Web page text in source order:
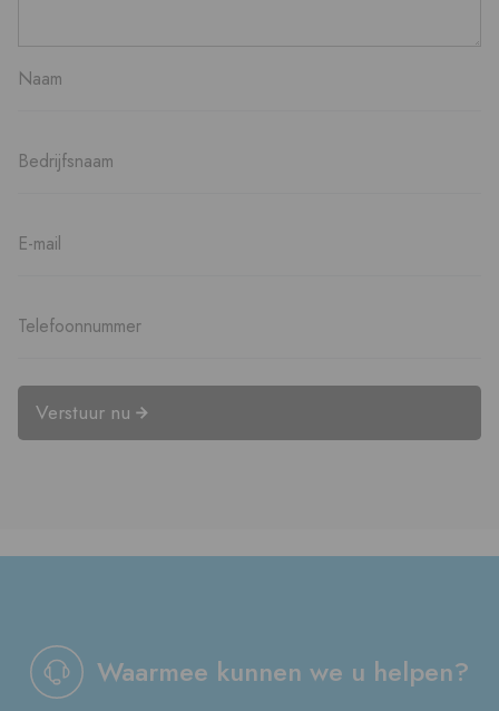
Verstuur nu
Waarmee kunnen we u helpen?